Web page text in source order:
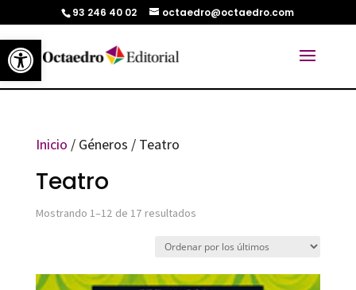
Abrir barra de herramientas
93 246 40 02 octaedro@octaedro.com
Inicio / Géneros / Teatro
Teatro
Mostrando 1–12 de 17 resultadosOrdenado
últimos